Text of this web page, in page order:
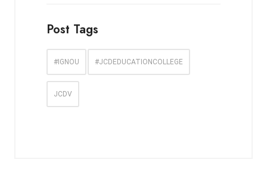
Post Tags
#IGNOU #JCDEDUCATIONCOLLEGE
JCDV